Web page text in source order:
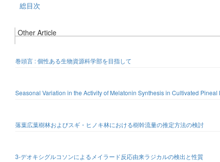
総目次
Other Article
巻頭言 : 個性ある生物資源科学部を目指して
Seasonal Variation in the Activity of Melatonin Synthesis in Cultivated
落葉広葉樹林およびスギ・ヒノキ林における樹幹流量の推定方法の検討
3-デオキシグルコソンによるメイラード反応由来ラジカルの検出と性質